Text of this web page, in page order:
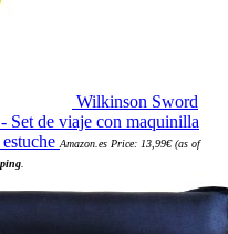
Wilkinson Sword
Set de viaje con maquinilla
Amazon.es Price: 13,99€(as of